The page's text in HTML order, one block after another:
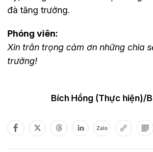
đà tăng trưởng.
Phóng viên:
Xin trân trọng cảm ơn những chia
trưởng!
Bích Hồng (Thực hiện)/
Zalo